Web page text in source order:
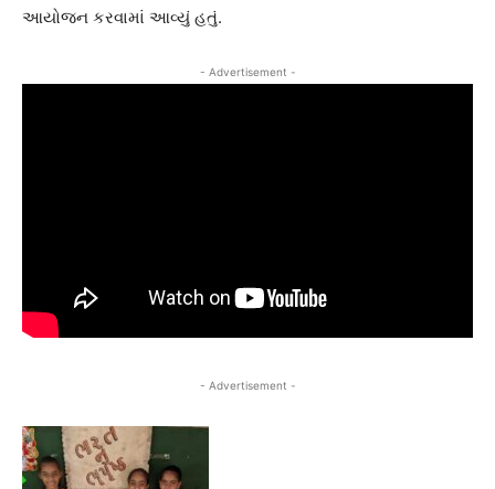
આયોજન કરવામાં આવ્યું હતું.
- Advertisement -
- Advertisement -